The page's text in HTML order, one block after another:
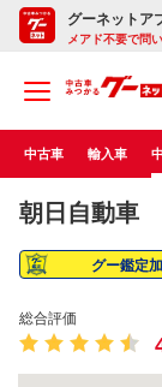
グーネットア
メアド不要で問
中古車 輸入車
朝日自動車
グー鑑定
総合評価